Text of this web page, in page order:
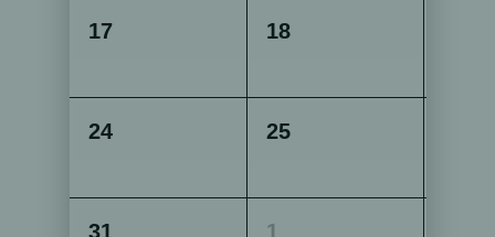
17 18
24 25
31 1